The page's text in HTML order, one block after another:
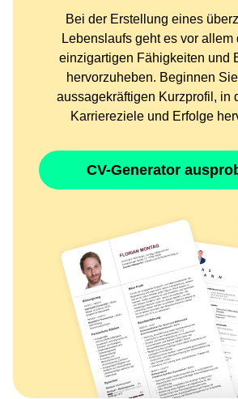
Bei der Erstellung eines
Lebenslaufs geht es vor allem
einzigartigen Fähigkeiten und
hervorzuheben. Beginnen
aussagekräftigen Kurzprofil, in
Karriereziele und Erfolge
CV-Generator